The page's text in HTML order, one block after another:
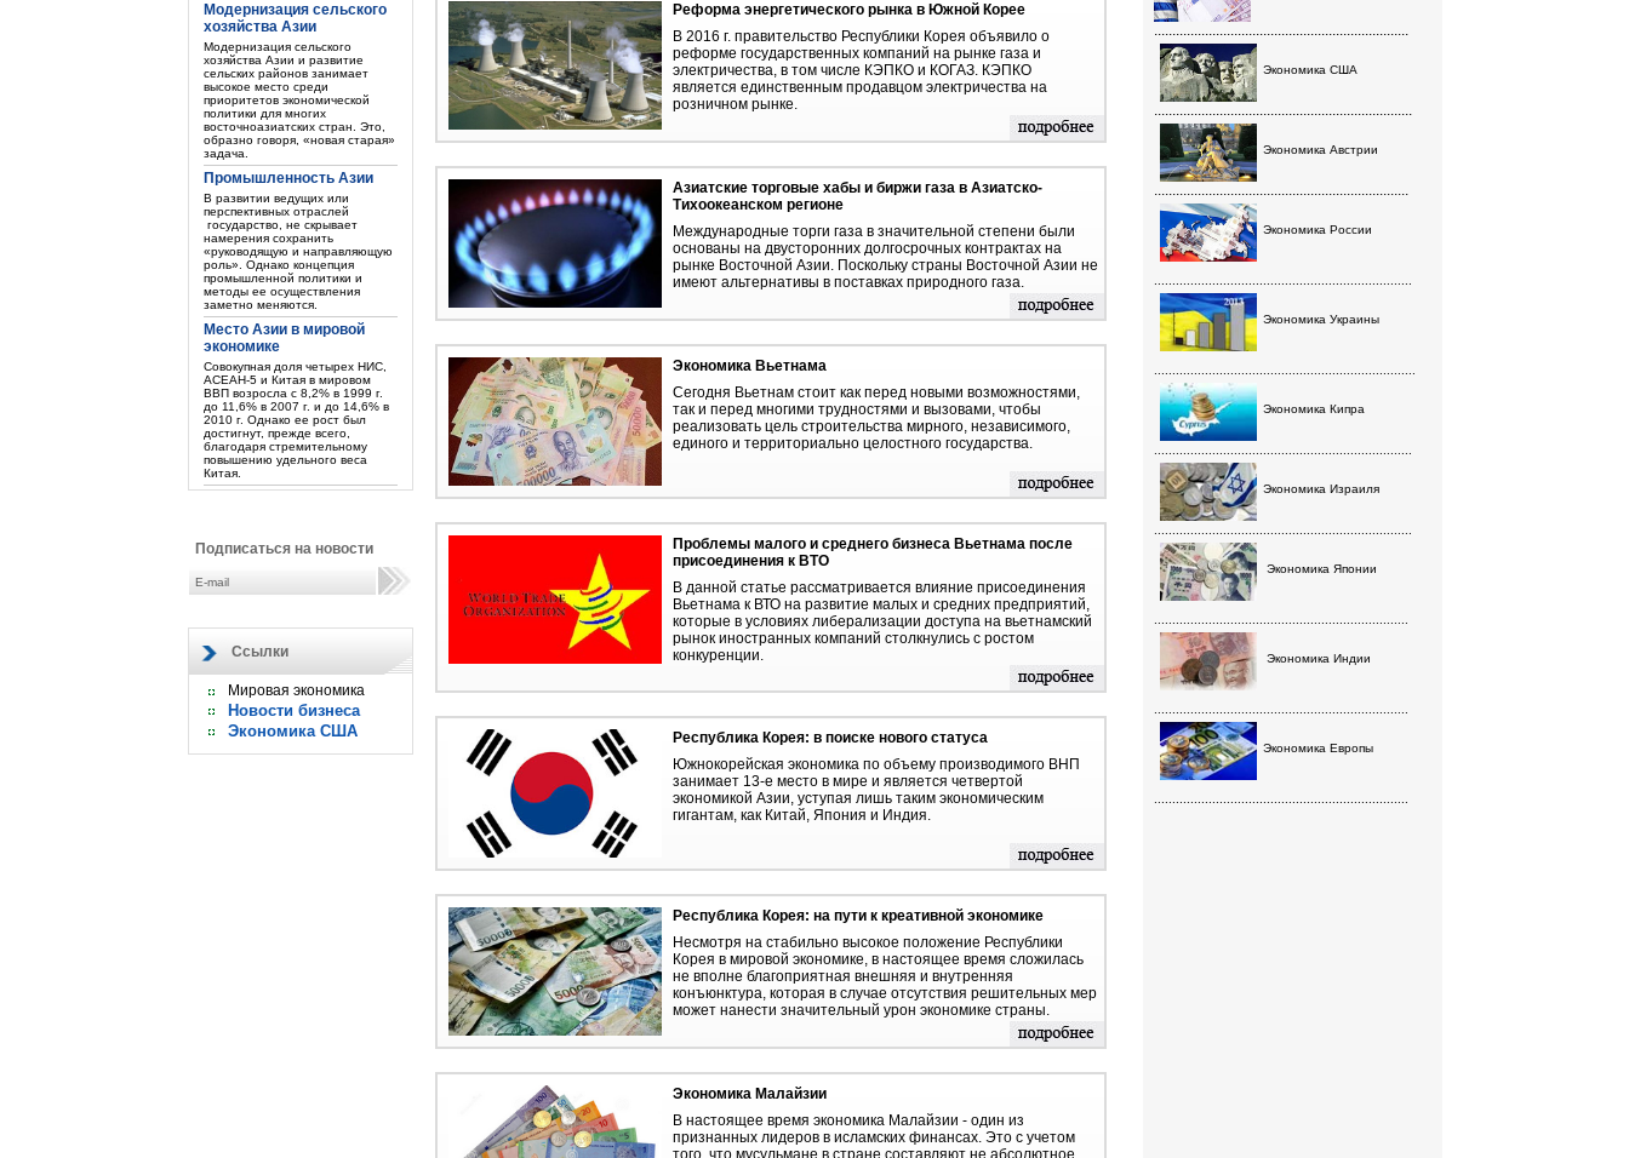
Модернизация сельского
хозяйства Азии
Модернизация сельского
хозяйства Азии и развитие
сельских районов занимает
высокое место среди
приоритетов экономической
политики для многих
восточноазиатских стран. Это,
образно говоря, «новая старая»
задача.
Промышленность Азии
В развитии ведущих или
перспективных отраслей
государство, не скрывает
намерения сохранить
«руководящую и направляющую
роль». Однако концепция
промышленной политики и
методы ее осуществления
заметно меняются.
Место Азии в мировой
экономике
Совокупная доля четырех НИС,
АСЕАН-5 и Китая в мировом
ВВП возросла с 8,2% в 1999 г.
до 11,6% в 2007 г. и до 14,6% в
2010 г. Однако ее рост был
достигнут, прежде всего,
благодаря стремительному
повышению удельного веса
Китая.
Подписаться на новости
Ссылки
Мировая экономика
Новости бизнеса
Экономика США
Реформа энергетического рынка в Южной Корее
В 2016 г. правительство Республики Корея объявило о
реформе государственных компаний на рынке газа и
электричества, в том числе КЭПКО и КОГАЗ. КЭПКО
является единственным продавцом электричества на
розничном рынке.
Азиатские торговые хабы и биржи газа в Азиатско-
Тихоокеанском регионе
Международные торги газа в значительной степени были
основаны на двусторонних долгосрочных контрактах на
рынке Восточной Азии. Поскольку страны Восточной Азии не
имеют альтернативы в поставках природного газа.
Экономика Вьетнама
Cегодня Вьетнам стоит как перед новыми возможностями,
так и перед многими трудностями и вызовами, чтобы
реализовать цель строительства мирного, независимого,
единого и территориально целостного государства.
Проблемы малого и среднего бизнеса Вьетнама после
присоединения к ВТО
В данной статье рассматривается влияние присоединения
Вьетнама к ВТО на развитие малых и средних предприятий,
которые в условиях либерализации доступа на вьетнамский
рынок иностранных компаний столкнулись с ростом
конкуренции.
Республика Корея: в поиске нового статуса
Южнокорейская экономика по объему производимого ВНП
занимает 13-е место в мире и является четвертой
экономикой Азии, уступая лишь таким экономическим
гигантам, как Китай, Япония и Индия.
Республика Корея: на пути к креативной экономике
Несмотря на стабильно высокое положение Республики
Корея в мировой экономике, в настоящее время сложилась
не вполне благоприятная внешняя и внутренняя
конъюнктура, которая в случае отсутствия решительных мер
может нанести значительный урон экономике страны.
Экономика Малайзии
В настоящее время экономика Малайзии - один из
признанных лидеров в исламских финансах. Это с учетом
того, что мусульмане в стране составляют не абсолютное
......................................................................
Экономика США
.......................................................................
Экономика Австрии
......................................................................
Экономика России
Экономика Украины
Экономика Кипра
Экономика Израиля
Экономика Японии
Экономика Индии
Экономика Европы